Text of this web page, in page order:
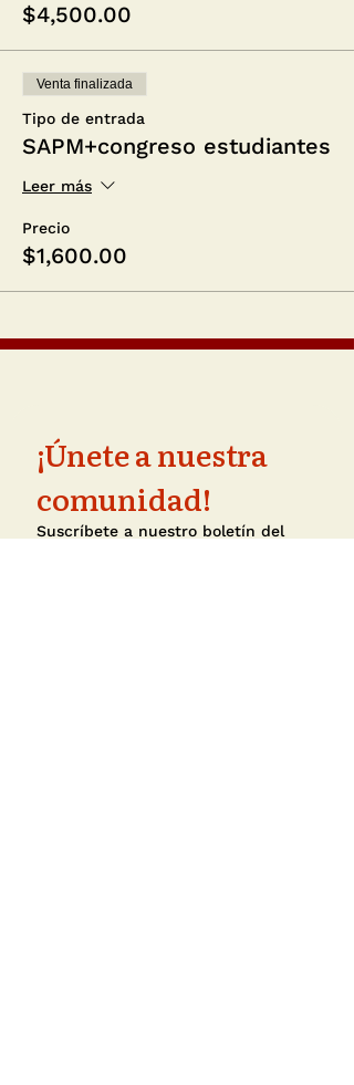
$4,500.00
Venta finalizada
Tipo de entrada
SAPM+congreso estudiantes
Leer más
Precio
$1,600.00
¡Únete a nuestra
comunidad!
Suscríbete a nuestro boletín del